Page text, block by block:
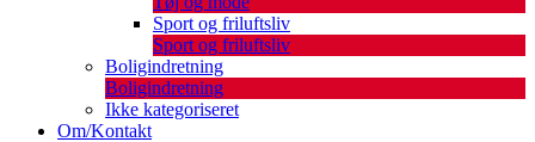
Sport og friluftsliv
Sport og friluftsliv
Boligindretning
Boligindretning
Ikke kategoriseret
Om/Kontakt